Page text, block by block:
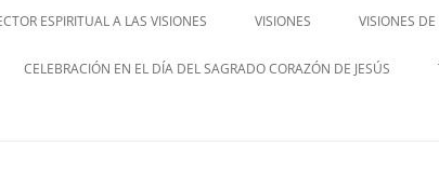
ESPIRITUAL A LAS VISIONES VISIONES
ENGLISH V
VISIONES
CELEBRACIÓN EN EL DÍA DEL SAGRADO CORAZÓN DE JESÚS